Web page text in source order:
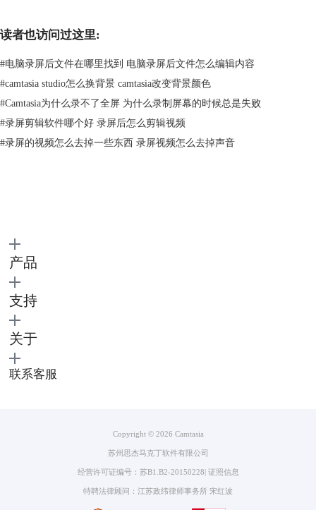
不用担心卡顿的问题。下图是Camtasia的系统支持，实际上，它只需要
4GB存储空间即可安装，仅需8GB运行内存即可流畅运行。总的来说，
Camtasia并不是一款十分“吃性能”的软件，即使你使用的“老电脑”也可以
流畅运行Camtasia。
二、电脑游戏直播录频怎么录
有了Camtasia怎么录制游戏直播呢？你可以按照下文步骤录制游戏直播。
1、进入Camtasia后，选择“新建录制”。
读者也访问过这里:
#电脑录屏后文件在哪里找到 电脑录屏后文件怎么编辑内容
#camtasia studio怎么换背景 camtasia改变背景颜色
#Camtasia为什么录不了全屏 为什么录制屏幕的时候总是失败
#录屏剪辑软件哪个好 录屏后怎么剪辑视频
#录屏的视频怎么去掉一些东西 录屏视频怎么去掉声音
产品
支持
关于
联系客服
Copyright © 2026 Camtasia
苏州思杰马克丁软件有限公司
经营许可证编号：苏B1.B2-20150228 证照信息
特聘法律顾问：江苏政纬律师事务所 宋红波